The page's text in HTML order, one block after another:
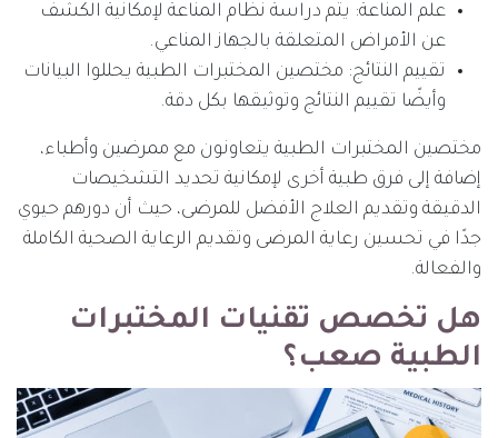
علم المناعة: يتم دراسة نظام المناعة لإمكانية الكشف
عن الأمراض المتعلقة بالجهاز المناعي.
تقييم النتائج: مختصين المختبرات الطبية يحللوا البيانات
وأيضًا تقييم النتائج وتوثيقها بكل دقة.
مختصين المختبرات الطبية يتعاونون مع ممرضين وأطباء،
إضافة إلى فرق طبية أخرى لإمكانية تحديد التشخيصات
الدقيقة وتقديم العلاج الأفضل للمرضى، حيث أن دورهم حيوي
جدًا في تحسين رعاية المرضى وتقديم الرعاية الصحية الكاملة
والفعالة.
هل تخصص تقنيات المختبرات
الطبية صعب؟